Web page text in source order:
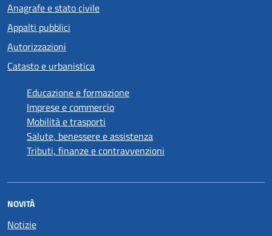
Anagrafe e stato civile
Appalti pubblici
Autorizzazioni
Catasto e urbanistica
Educazione e formazione
Imprese e commercio
Mobilità e trasporti
Salute, benessere e assistenza
Tributi, finanze e contravvenzioni
NOVITÀ
Notizie